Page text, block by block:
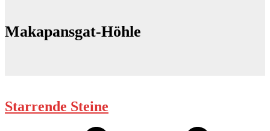
Makapansgat-Höhle
Starrende Steine